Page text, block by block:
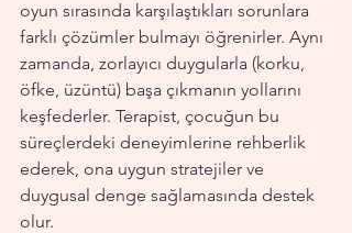
oyun sırasında karşılaştıkları sorunlara
farklı çözümler bulmayı öğrenirler. Aynı
zamanda, zorlayıcı duygularla (korku,
öfke, üzüntü) başa çıkmanın yollarını
keşfederler. Terapist, çocuğun bu
süreçlerdeki deneyimlerine rehberlik
ederek, ona uygun stratejiler ve
duygusal denge sağlamasında destek
olur.